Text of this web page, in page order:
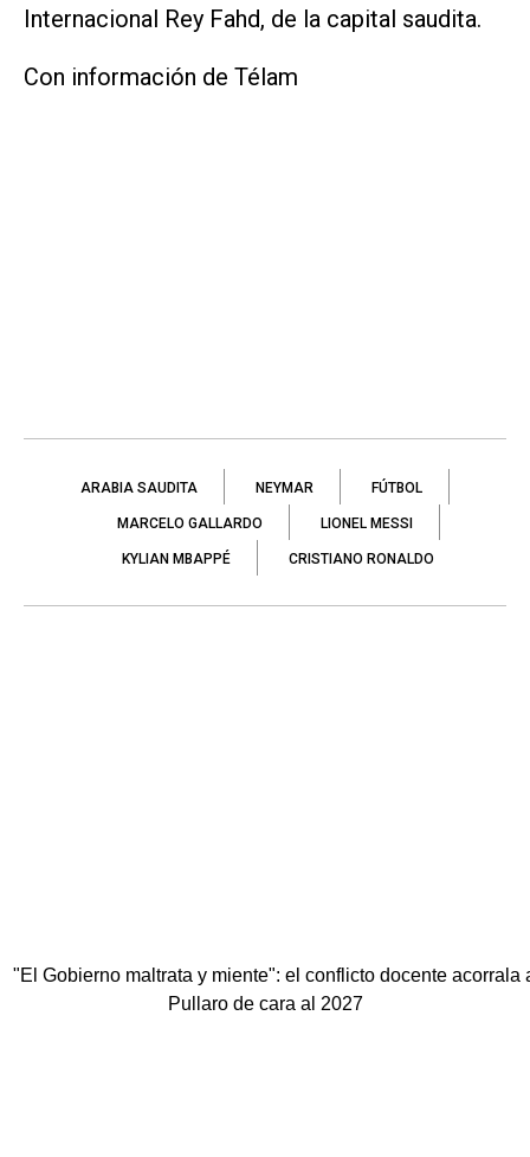
Internacional Rey Fahd, de la capital saudita.
Con información de Télam
ARABIA SAUDITA NEYMAR FÚTBOL
MARCELO GALLARDO LIONEL MESSI
KYLIAN MBAPPÉ CRISTIANO RONALDO